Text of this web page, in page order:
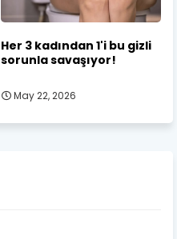
Her 3 kadından 1'i bu gizli
sorunla savaşıyor!
May 22, 2026